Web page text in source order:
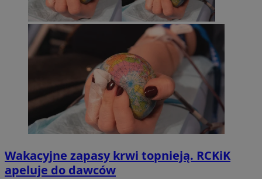
Wakacyjne zapasy krwi topnieją. RCKiK
apeluje do dawców